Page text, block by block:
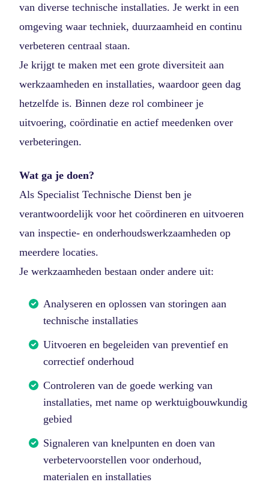
van diverse technische installaties. Je werkt in een
omgeving waar techniek, duurzaamheid en continu
verbeteren centraal staan.
Je krijgt te maken met een grote diversiteit aan
werkzaamheden en installaties, waardoor geen dag
hetzelfde is. Binnen deze rol combineer je
uitvoering, coördinatie en actief meedenken over
verbeteringen.
Wat ga je doen?
Als Specialist Technische Dienst ben je
verantwoordelijk voor het coördineren en uitvoeren
van inspectie- en onderhoudswerkzaamheden op
meerdere locaties.
Je werkzaamheden bestaan onder andere uit:
Analyseren en oplossen van storingen aan
technische installaties
Uitvoeren en begeleiden van preventief en
correctief onderhoud
Controleren van de goede werking van
installaties, met name op werktuigbouwkundig
gebied
Signaleren van knelpunten en doen van
verbetervoorstellen voor onderhoud,
materialen en installaties